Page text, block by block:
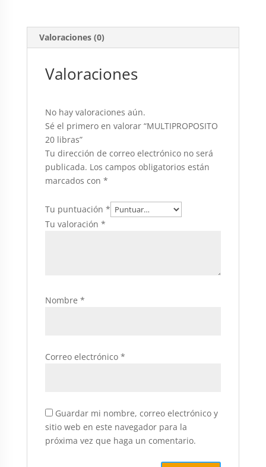
Valoraciones (0)
Valoraciones
No hay valoraciones aún.
Sé el primero en valorar “MULTIPROPOSITO
20 libras”
Tu dirección de correo electrónico no será
publicada. Los campos obligatorios están
marcados con *
Tu puntuación *
Tu valoración *
Nombre *
Correo electrónico *
Guardar mi nombre, correo electrónico y
sitio web en este navegador para la
próxima vez que haga un comentario.